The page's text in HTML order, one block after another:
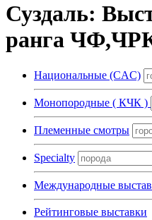
Суздаль:
ранга
Национальные (CAC)
Монопородные ( КЧК )
Племенные смотры
Specialty
Международные
Рейтинговые выставки